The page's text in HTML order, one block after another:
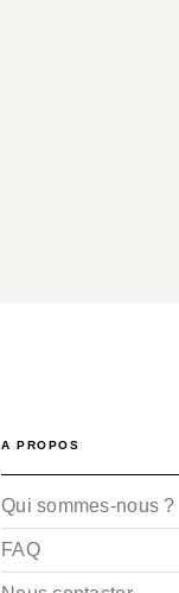
A PROPOS
Qui sommes-nous ?
FAQ